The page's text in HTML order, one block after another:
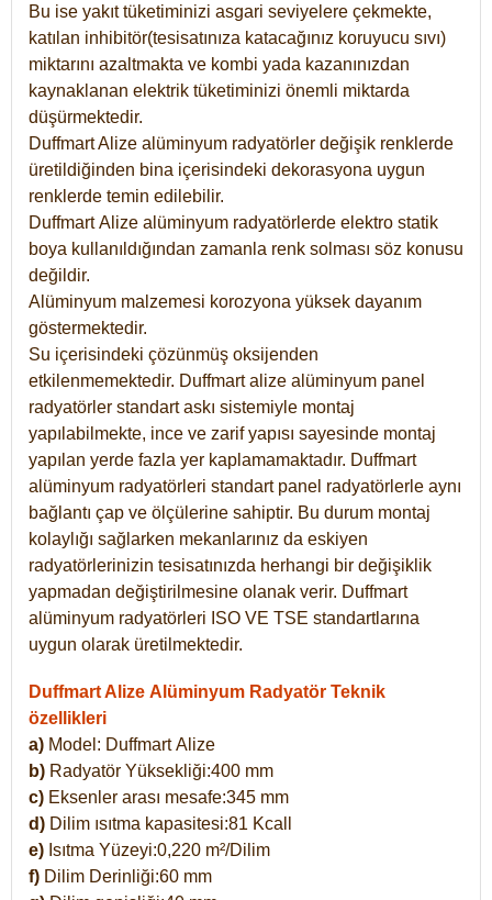
Bu ise yakıt tüketiminizi asgari seviyelere çekmekte,
katılan inhibitör(tesisatınıza katacağınız koruyucu sıvı)
miktarını azaltmakta ve kombi yada kazanınızdan
kaynaklanan elektrik tüketiminizi önemli miktarda
düşürmektedir.
Duffmart Alize alüminyum radyatörler değişik renklerde
üretildiğinden bina içerisindeki dekorasyona uygun
renklerde temin edilebilir.
DuffmartAlize alüminyum radyatörlerde elektro statik
boya kullanıldığından zamanla renk solması söz konusu
değildir.
Alüminyum malzemesi korozyona yüksek dayanım
göstermektedir.
Su içerisindeki çözünmüş oksijenden
etkilenmemektedir. Duffmart alize alüminyum panel
radyatörler standart askı sistemiyle montaj
yapılabilmekte, ince ve zarif yapısı sayesinde montaj
yapılan yerde fazla yer kaplamamaktadır. Duffmart
alüminyum radyatörleri standart panel radyatörlerle aynı
bağlantı çap ve ölçülerine sahiptir. Bu durum montaj
kolaylığı sağlarken mekanlarınız da eskiyen
radyatörlerinizin tesisatınızda herhangi bir değişiklik
yapmadan değiştirilmesine olanak verir. Duffmart
alüminyum radyatörleri ISO VE TSE standartlarına
uygun olarak üretilmektedir.
Duffmart Alize Alüminyum Radyatör Teknik
özellikleri
a) Model: DuffmartAlize
b) Radyatör Yüksekliği:400 mm
c) Eksenler arası mesafe:345 mm
d) Dilim ısıtma kapasitesi:81 Kcall
e) Isıtma Yüzeyi:0,220 m²/Dilim
f) Dilim Derinliği:60 mm